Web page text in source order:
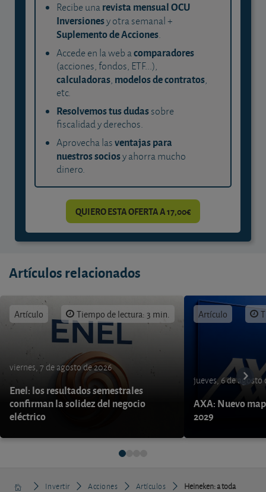
Recibe unarevista mensual OCU
Inversionesy otra semanal +
Suplemento de Acciones.
Accede en la web acomparadores
(acciones, fondos, ETF...),
calculadoras, modelos de contratos,
etc.
Resolvemos tus dudassobre
fiscalidad y derechos.
Aprovecha lasventajas para
nuestros sociosy ahorra mucho
dinero.
QUIERO ESTA OFERTA A 17,00€
Artículos relacionados
Artículo Tiempo de lectura: 3 min.
viernes, 7 de agosto de 2026
Enel: los resultados semestrales
confirman la solidez del negocio
eléctrico
Artículo
jueves, 6 de agosto
AXA: Nuevo
2029
Invertir Acciones Artículos
Heineken: a toda